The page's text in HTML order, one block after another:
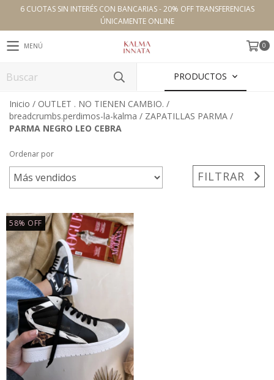
6 CUOTAS SIN INTERÉS CON BANCARIAS - 20% OFF TRANSFERENCIAS
ÚNICAMENTE ONLINE
MENÚ 0
PRODUCTOS
Inicio / OUTLET . NO TIENEN CAMBIO. /
breadcrumbs.perdimos-la-kalma / ZAPATILLAS PARMA /
PARMA NEGRO LEO CEBRA
Ordenar por
FILTRAR
58% OFF